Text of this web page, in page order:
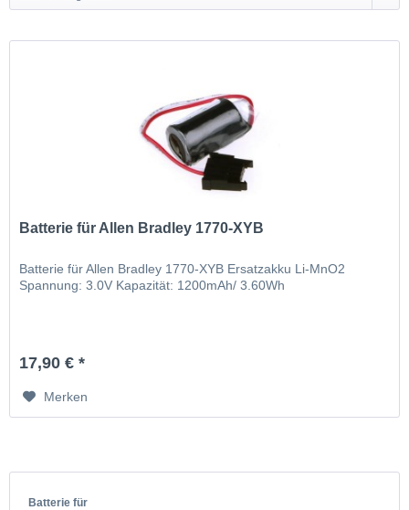
Batterie für Allen Bradley 1770-XYB
Batterie für Allen Bradley 1770-XYB Ersatzakku Li-MnO2
Spannung: 3.0V Kapazität: 1200mAh/ 3.60Wh
17,90 € *
Merken
Batterie für